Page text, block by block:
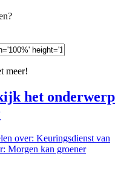
meer!
het onderwerp
over: Keuringsdienst van
Morgen kan groener